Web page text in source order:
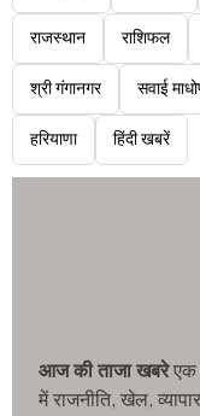
राजस्थान राशिफल
श्री गंगानगर सवाई
हरियाणा हिंदी खबरें
आज की ताजा खबरेएक
में राजनीति, खेल,